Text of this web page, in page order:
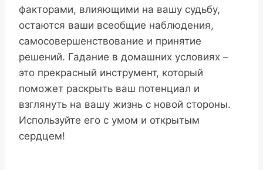
факторами, влияющими на вашу судьбу,
остаются ваши всеобщие наблюдения,
самосовершенствование и принятие
решений. Гадание в домашних условиях –
это прекрасный инструмент, который
поможет раскрыть ваш потенциал и
взглянуть на вашу жизнь с новой стороны.
Используйте его с умом и открытым
сердцем!